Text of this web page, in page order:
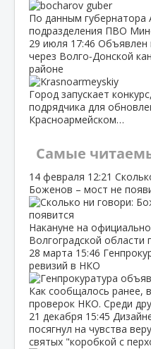
По данным
подразделения ПВО
29 июля 17:46 Объявлен
через Волго‑Донской
районе
Город запускает
подрядчика для
Красноармейском…
Самые
14 февраля 12:21
Боженов – мост не
Накануне на
Волгоградской области
28 марта 15:46
ревизий в НКО
Как сообщалось ранее,
проверок НКО. Среди
21 декабря 15:45
посягнул на чувства
святых "коробкой с